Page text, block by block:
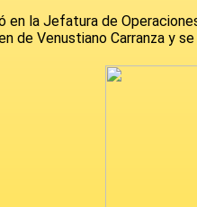
en la Jefatura de
de Venustiano Carranza y